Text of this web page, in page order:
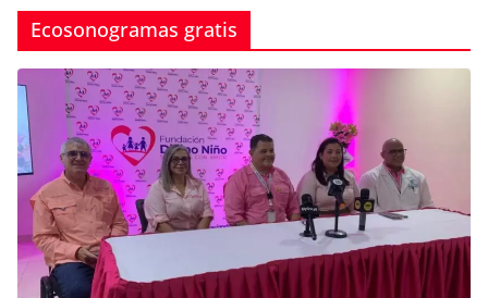
Ecosonogramas gratis